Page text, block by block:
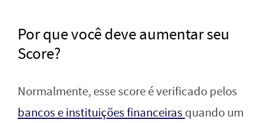
Por que você deve aumentar seu
Score?
Normalmente, esse score é verificado pelos
bancos e instituições financeiras quando um